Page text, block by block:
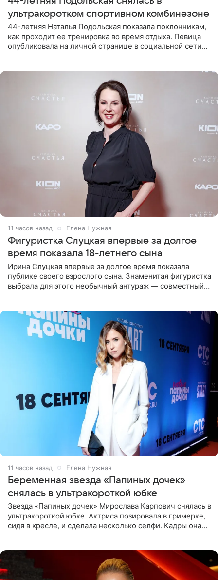
ультракоротком спортивном комбинезоне
44-летняя Наталья Подольская показала поклонникам,
как проходит ее тренировка во время отдыха. Певица
опубликовала на личной странице в социальной сети
11 часов назад Елена Нужная
Фигуристка Слуцкая впервые за долгое
время показала 18-летнего сына
Ирина Слуцкая впервые за долгое время показала
публике своего взрослого сына. Знаменитая фигуристка
выбрала для этого необычный антураж — совместный
11 часов назад Елена Нужная
Беременная звезда «Папиных дочек»
снялась в ультракороткой юбке
Звезда «Папиных дочек» Мирослава Карпович снялась в
ультракороткой юбке. Актриса позировала в гримерке,
сидя в кресле, и сделала несколько селфи. Кадры она